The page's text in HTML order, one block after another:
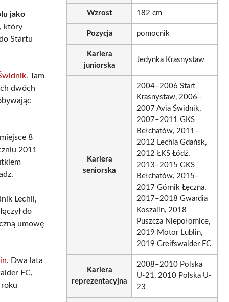
jako
który
Startu
. Tam
dwóch
8
2011
Lechii,
do
umowę
. Dwa lata
FC,
Wzrost 182 cm
Pozycja pomocnik
Kariera
juniorska
Jedynka Krasnystaw
Kariera
seniorska
2004–2006 Start
Krasnystaw, 2006–
2007 Avia Świdnik,
2007–2011 GKS
Bełchatów, 2011–
2012 Lechia Gdańsk,
2012 ŁKS Łódź,
2013–2015 GKS
Bełchatów, 2015–
2017 Górnik Łęczna,
2017–2018 Gwardia
Koszalin, 2018
Puszcza Niepołomice,
2019 Motor Lublin,
2019 Greifswalder FC
Kariera
reprezentacyjna
2008–2010 Polska
U-21, 2010 Polska U-
23